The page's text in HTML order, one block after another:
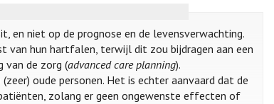
en niet op de prognose en de levensverwachting.
van hun hartfalen, terwijl dit zou bijdragen aan een
van de zorg (advanced care planning).
oude personen. Het is echter aanvaard dat de
zolang er geen ongewenste effecten of